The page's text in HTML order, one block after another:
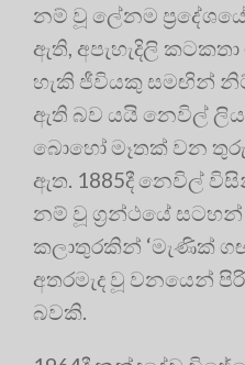
නම් වූ ලේනම
ඇති, අපැහැදිලි
හැකි ජීවියකු සමඟින්
ඇති බව යයි නෙවිල්
බොහෝ මෑතක් වන තුරු
ඇත. 1885දී නෙවිල්
නම් වූ ග‍්‍රන්ථයේ සටහන්
කලාතුරකින් ‘මැණික්
අතරමැද වූ වනයෙන්
බවකි.